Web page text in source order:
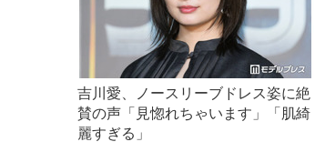
吉川愛、ノースリーブドレス姿に絶
賛の声「見惚れちゃいます」「肌綺
麗すぎる」